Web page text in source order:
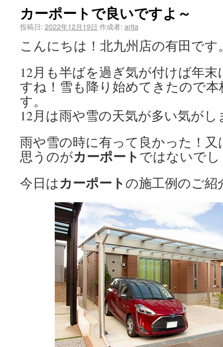
カーポートで良いですよ～
投稿日: 2022年12月19日 作成者: arita
こんにちは！北九州店の有田です
12月も半ばを過ぎ気が付けば年
すね！雪も降り始めてきたので
す。
12月は雨や雪の天気が多い気がし
雨や雪の時に有って良かった！
思うのがカーポート ではないで
今日はカーポート の施工例のご紹